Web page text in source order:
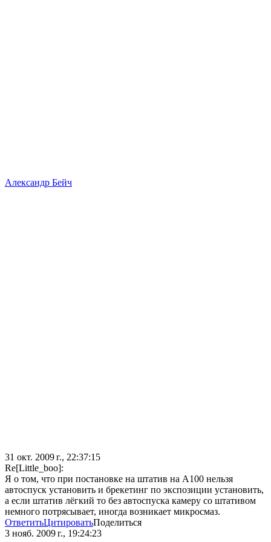
Александр Бейч
31 окт. 2009 г., 22:37:15
Re[Little_boo]:
Я о том, что при постановке на штатив на А100 нельзя
автоспуск установить и брекетинг по экспозиции установить,
а если штатив лёгкий то без автоспуска камеру со штативом
немного потрясывает, иногда возникает микросмаз.
ОтветитьЦитироватьПоделиться
3 нояб. 2009 г., 19:24:23